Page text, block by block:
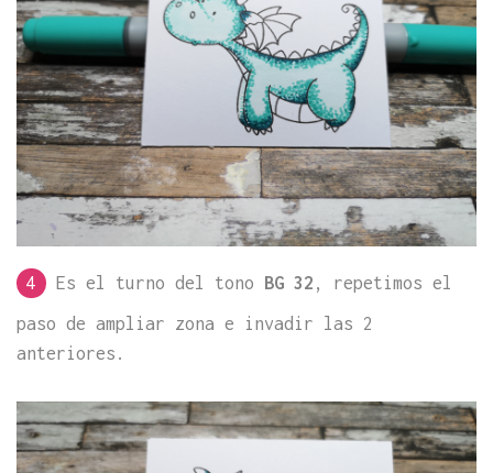
4 Es el turno del tono BG 32 , repetimos el
paso de ampliar zona e invadir las 2
anteriores.